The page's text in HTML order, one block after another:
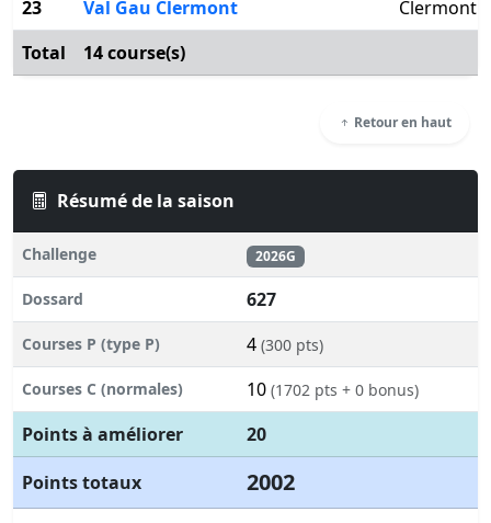
23 Val Gau Clermont
Clermont
Total
14 course(s)
Retour en haut
Résumé de la saison
Challenge 2026G
Dossard 627
Courses P (type P) 4 (300 pts)
Courses C (normales) 10 (1702 pts + 0 bonus)
Points à améliorer
20
Points totaux
2002